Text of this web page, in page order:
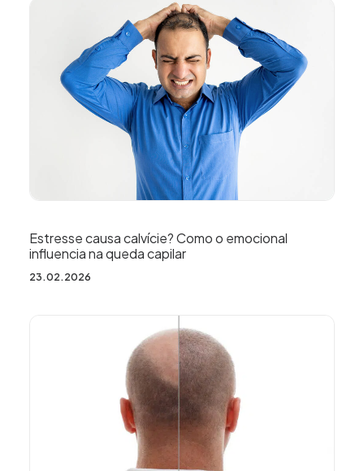
Estresse causa calvície? Como o emocional
influencia na queda capilar
23.02.2026